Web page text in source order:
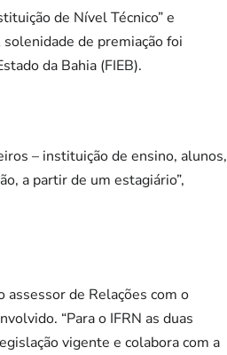
de Nível Técnico” e
de premiação foi
da Bahia (FIEB).
– instituição de ensino, alunos,
a partir de um estagiário”,
assessor de Relações com o
“Para o IFRN as duas
vigente e colabora com a